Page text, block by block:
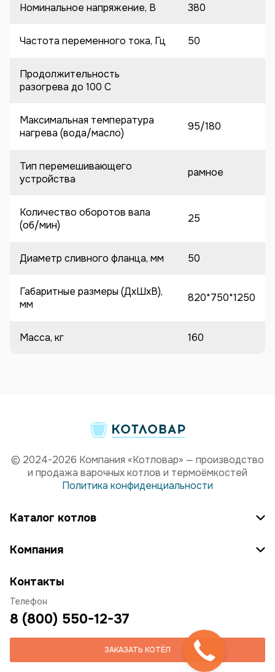
Номинальное напряжение, В 380
Частота переменного тока, Гц 50
Продолжительность
разогрева до 100 C
Максимальная температура
нагрева (вода/масло)
95/180
Тип перемешивающего
устройства
рамное
Количество оборотов вала
(об/мин)
25
Диаметр сливного фланца, мм 50
Габаритные размеры (ДхШхВ),
мм
820*750*1250
Масса, кг 160
© 2024-2026 Компания «Котловар» — производство
и продажа варочных котлов и термоёмкостей
Политика конфиденциальности
Каталог котлов
Компания
Контакты
Телефон
8 (800) 550-12-37
ЗАКАЗАТЬ КОТЁЛ